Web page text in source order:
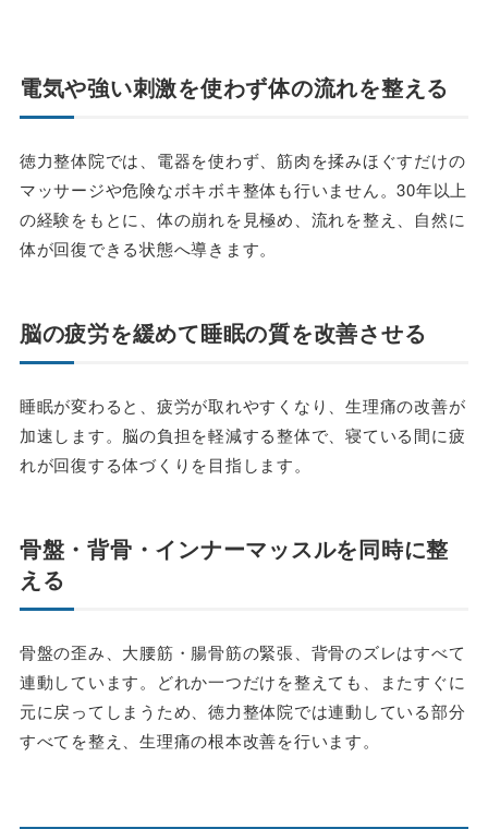
電気や強い刺激を使わず体の流れを整える
徳力整体院では、電器を使わず、筋肉を揉みほぐすだけの
マッサージや危険なボキボキ整体も行いません。30年以上
の経験をもとに、体の崩れを見極め、流れを整え、自然に
体が回復できる状態へ導きます。
脳の疲労を緩めて睡眠の質を改善させる
睡眠が変わると、疲労が取れやすくなり、生理痛の改善が
加速します。脳の負担を軽減する整体で、寝ている間に疲
れが回復する体づくりを目指します。
骨盤・背骨・インナーマッスルを同時に整
える
骨盤の歪み、大腰筋・腸骨筋の緊張、背骨のズレはすべて
連動しています。どれか一つだけを整えても、またすぐに
元に戻ってしまうため、徳力整体院では連動している部分
すべてを整え、生理痛の根本改善を行います。